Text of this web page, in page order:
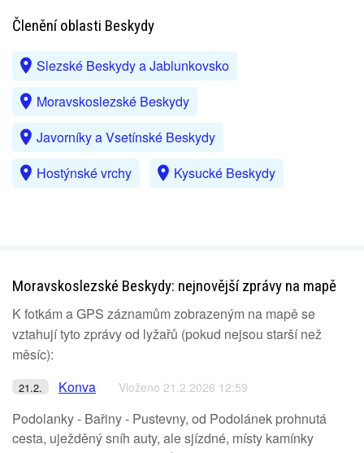
Členění oblasti Beskydy
Slezské Beskydy a Jablunkovsko
Moravskoslezské Beskydy
Javorníky a Vsetínské Beskydy
Hostýnské vrchy
Kysucké Beskydy
Moravskoslezské Beskydy: nejnovější zprávy na mapě
K fotkám a GPS záznamům zobrazeným na mapě se
vztahují tyto zprávy od lyžařů (pokud nejsou starší než
měsíc):
21.2. Konva Vloženo 21.2.2026 12:59
Podolanky - Bařiny - Pustevny, od Podolánek prohnutá
cesta, uježděný sníh auty, ale sjízdné, místy kamínky